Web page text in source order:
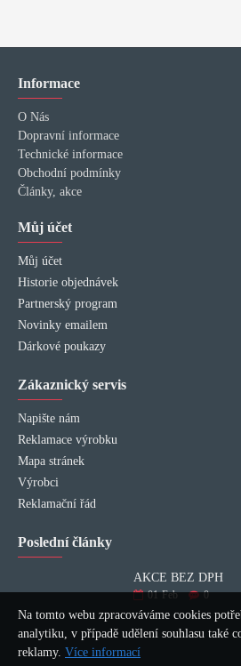
Informace
O Nás
Dopravní informace
Technické informace
Obchodní podmínky
Články, akce
Můj účet
Můj účet
Historie objednávek
Partnerský program
Novinky emailem
Dárkové poukazy
Zákaznický servis
Napište nám
Reklamace výrobku
Mapa stránek
Výrobci
Reklamační řád
Poslední články
AKCE BEZ DPH
01 Feb 0
Na tomto webu zpracováváme cookies
analytiku, v případě udělení souhlasu také
reklamy. Více informací